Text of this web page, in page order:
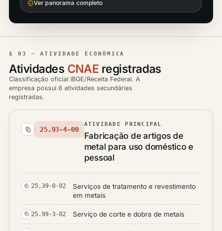
Ver panorama completo
§ 03 — ATIVIDADE ECONÔMICA
Atividades CNAE registradas
Classificação oficial IBGE/Receita Federal. A
empresa possui 6 atividades secundárias
registradas.
25.93-4-00
ATIVIDADE PRINCIPAL
Fabricação de artigos de
metal para uso doméstico e
pessoal
25.39-0-02
Serviços de tratamento e revestimento
em metais
25.99-3-02 Serviço de corte e dobra de metais